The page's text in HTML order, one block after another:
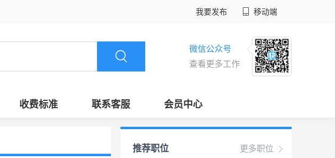
我要发布 移动端
微信公众号
查看更多工作
收费标准 联系客服 会员中心
更多职位
推荐职位